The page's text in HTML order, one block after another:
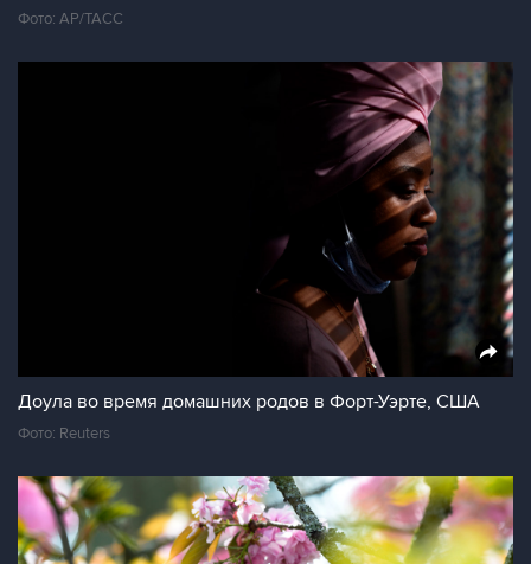
Фото: AP/TAСС
Доула во время домашних родов в Форт-Уэрте, США
Фото: Reuters